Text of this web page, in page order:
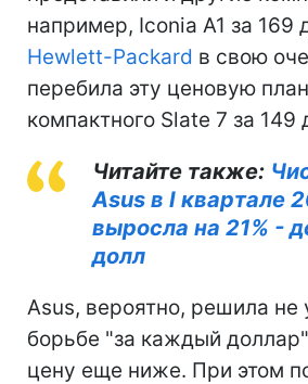
например, Iconia A1 за 169
Hewlett-Packard в свою
перебила эту ценовую
компактного Slate 7 за 149
Читайте также:
Asus в I квартале
выросла на 21% -
долл
Asus, вероятно, решила не
борьбе "за каждый
цену еще ниже. При этом